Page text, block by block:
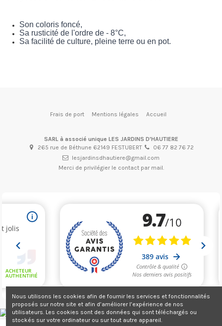
Son coloris foncé,
Sa rusticité de l'ordre de - 8°C,
Sa facilité de culture, pleine terre ou en pot.
Frais de port Mentions légales Accueil
SARL à associé unique LES JARDINS D'HAUTIERE
265 rue de Béthune 62149 FESTUBERT
06 77 82 76 72
lesjardinsdhautiere@gmail.com
Merci de privilégier le contact par mail.
Marchand approuvé par la Société des Avis Garantis,
cliquez ici pour vérifier .
Nous utilisons les cookies afin de fournir les services et fonctionnalités
proposés sur notre site et afin d’améliorer l’expérience de nos
utilisateurs. Les cookies sont des données qui sont téléchargés ou
stockés sur votre ordinateur ou sur tout autre appareil.